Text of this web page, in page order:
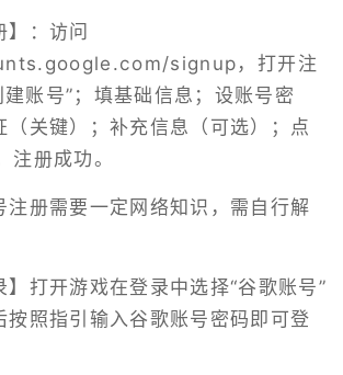
】：访问
signup ，打开注
账号”；填基础信息；设账号密
（关键）；补充信息（可选）；点
注册成功。
注册需要一定网络知识，需自行解
】打开游戏在登录中选择“谷歌账号”
按照指引输入谷歌账号密码即可登